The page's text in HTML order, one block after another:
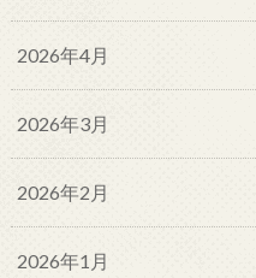
2026年4月
2026年3月
2026年2月
2026年1月